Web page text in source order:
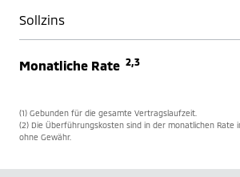
Sollzins
Monatliche Rate 2,3
(1) Gebunden für die gesamte Vertragslaufzeit.
(2) Die Überführungskosten sind in der monatlichen Rate
ohne Gewähr.